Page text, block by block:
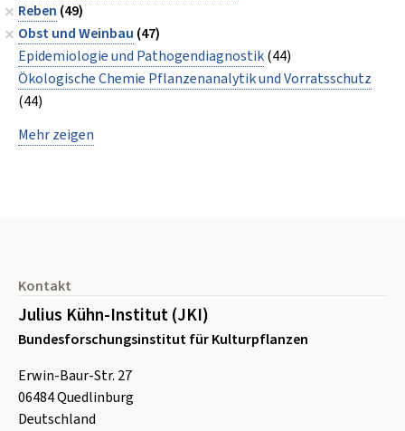
Reben (49)
Obst und Weinbau (47)
Epidemiologie und Pathogendiagnostik(44)
Ökologische Chemie Pflanzenanalytik und Vorratsschutz
(44)
Mehr zeigen
Kontakt
Julius Kühn-Institut (JKI)
Bundesforschungsinstitut für Kulturpflanzen
Erwin-Baur-Str. 27
06484Quedlinburg
Deutschland